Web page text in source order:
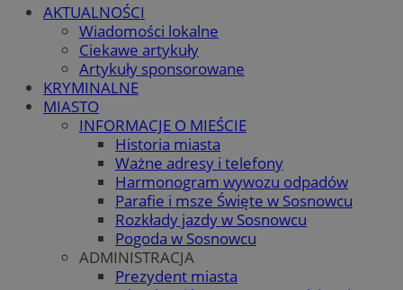
AKTUALNOŚCI
Wiadomości lokalne
Ciekawe artykuły
Artykuły sponsorowane
KRYMINALNE
MIASTO
INFORMACJE O MIEŚCIE
Historia miasta
Ważne adresy i telefony
Harmonogram wywozu odpadów
Parafie i msze Święte w Sosnowcu
Rozkłady jazdy w Sosnowcu
Pogoda w Sosnowcu
ADMINISTRACJA
Prezydent miasta